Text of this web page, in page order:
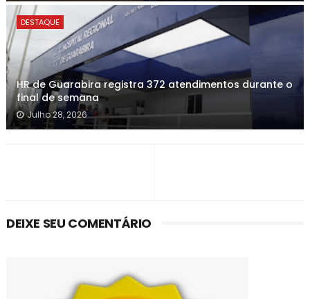
DESTAQUE
HR de Guarabira registra 372 atendimentos durante o
final de semana
Julho 28, 2026
DEIXE SEU COMENTÁRIO